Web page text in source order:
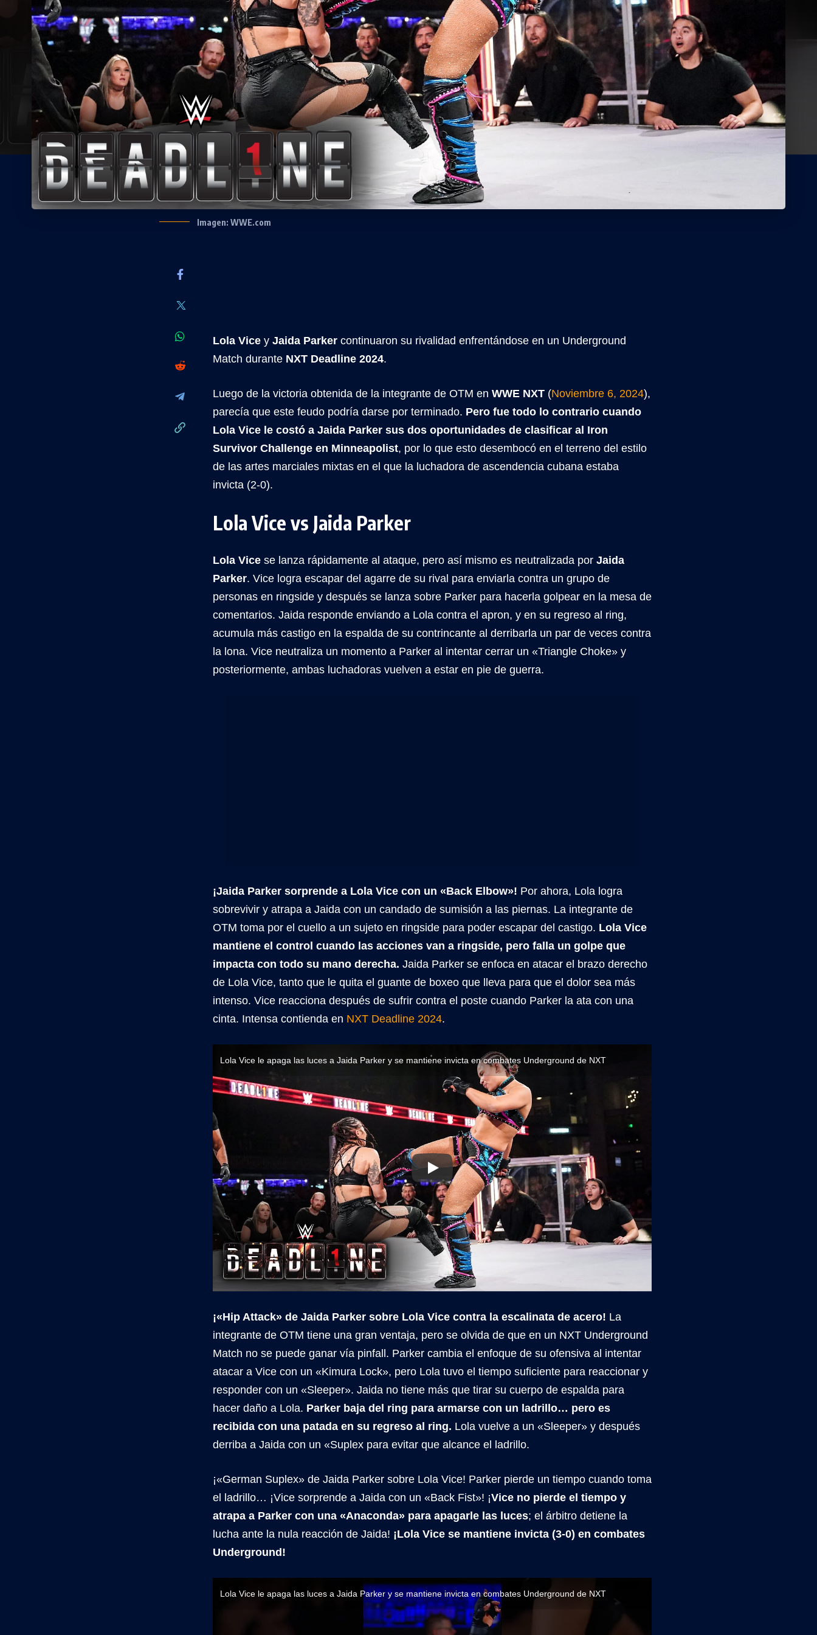
Imagen: WWE.com
Lola Vice y Jaida Parker continuaron su rivalidad enfrentándose en un Underground
Match durante NXT Deadline 2024.
Luego de la victoria obtenida de la integrante de OTM en WWE NXT (Noviembre 6, 2024),
parecía que este feudo podría darse por terminado. Pero fue todo lo contrario cuando
Lola Vice le costó a Jaida Parker sus dos oportunidades de clasificar al Iron
Survivor Challenge en Minneapolist, por lo que esto desembocó en el terreno del estilo
de las artes marciales mixtas en el que la luchadora de ascendencia cubana estaba
invicta (2-0).
Lola Vice vs Jaida Parker
Lola Vice se lanza rápidamente al ataque, pero así mismo es neutralizada por Jaida
Parker. Vice logra escapar del agarre de su rival para enviarla contra un grupo de
personas en ringside y después se lanza sobre Parker para hacerla golpear en la mesa de
comentarios. Jaida responde enviando a Lola contra el apron, y en su regreso al ring,
acumula más castigo en la espalda de su contrincante al derribarla un par de veces contra
la lona. Vice neutraliza un momento a Parker al intentar cerrar un «Triangle Choke» y
posteriormente, ambas luchadoras vuelven a estar en pie de guerra.
¡Jaida Parker sorprende a Lola Vice con un «Back Elbow»! Por ahora, Lola logra
sobrevivir y atrapa a Jaida con un candado de sumisión a las piernas. La integrante de
OTM toma por el cuello a un sujeto en ringside para poder escapar del castigo. Lola Vice
mantiene el control cuando las acciones van a ringside, pero falla un golpe que
impacta con todo su mano derecha. Jaida Parker se enfoca en atacar el brazo derecho
de Lola Vice, tanto que le quita el guante de boxeo que lleva para que el dolor sea más
intenso. Vice reacciona después de sufrir contra el poste cuando Parker la ata con una
cinta. Intensa contienda en NXT Deadline 2024.
Lola Vice le apaga las luces a Jaida Parker y se mantiene invicta en combates Underground de NXT
¡«Hip Attack» de Jaida Parker sobre Lola Vice contra la escalinata de acero! La
integrante de OTM tiene una gran ventaja, pero se olvida de que en un NXT Underground
Match no se puede ganar vía pinfall. Parker cambia el enfoque de su ofensiva al intentar
atacar a Vice con un «Kimura Lock», pero Lola tuvo el tiempo suficiente para reaccionar y
responder con un «Sleeper». Jaida no tiene más que tirar su cuerpo de espalda para
hacer daño a Lola. Parker baja del ring para armarse con un ladrillo… pero es
recibida con una patada en su regreso al ring. Lola vuelve a un «Sleeper» y después
derriba a Jaida con un «Suplex para evitar que alcance el ladrillo.
¡«German Suplex» de Jaida Parker sobre Lola Vice! Parker pierde un tiempo cuando toma
el ladrillo… ¡Vice sorprende a Jaida con un «Back Fist»! ¡Vice no pierde el tiempo y
atrapa a Parker con una «Anaconda» para apagarle las luces; el árbitro detiene la
lucha ante la nula reacción de Jaida! ¡Lola Vice se mantiene invicta (3-0) en combates
Underground!
Lola Vice le apaga las luces a Jaida Parker y se mantiene invicta en combates Underground de NXT